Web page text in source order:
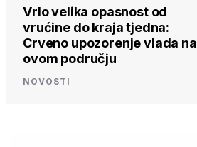
Vrlo velika opasnost od
vrućine do kraja tjedna:
Crveno upozorenje vlada na
ovom području
NOVOSTI